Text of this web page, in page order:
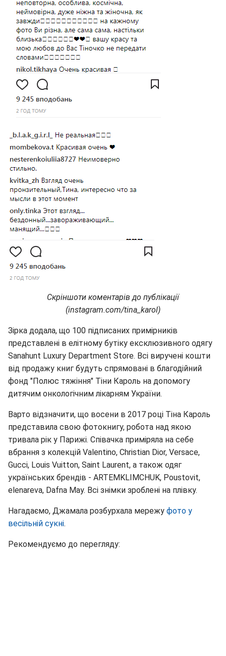
Скріншоти коментарів до публікації
(instagram.com/tina_karol)
Зірка додала, що 100 підписаних примірників
представлені в елітному бутіку ексклюзивного одягу
Sanahunt Luxury Department Store. Всі виручені кошти
від продажу книг будуть спрямовані в благодійний
фонд "Полюс тяжіння" Тіни Кароль на допомогу
дитячим онкологічним лікарням України.
Варто відзначити, що восени в 2017 році Тіна Кароль
представила свою фотокнигу, робота над якою
тривала рік у Парижі. Співачка приміряла на себе
вбрання з колекцій Valentino, Christian Dior, Versace,
Gucci, Louis Vuitton, Saint Laurent, а також одяг
українських брендів - ARTEMKLIMCHUK, Poustovit,
elenareva, Dafna May. Всі знімки зроблені на плівку.
Нагадаємо, Джамала розбурхала мережу фото у
весільній сукні.
Рекомендуємо до перегляду: